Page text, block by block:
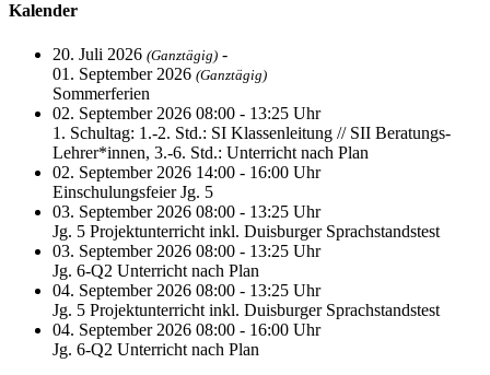
Kalender
20. Juli 2026 (Ganztägig) -
01. September 2026 (Ganztägig)
Sommerferien
02. September 2026 08:00 - 13:25 Uhr
1. Schultag: 1.-2. Std.: SI Klassenleitung // SII Beratungs-
Lehrer*innen, 3.-6. Std.: Unterricht nach Plan
02. September 2026 14:00 - 16:00 Uhr
Einschulungsfeier Jg. 5
03. September 2026 08:00 - 13:25 Uhr
Jg. 5 Projektunterricht inkl. Duisburger Sprachstandstest
03. September 2026 08:00 - 13:25 Uhr
Jg. 6-Q2 Unterricht nach Plan
04. September 2026 08:00 - 13:25 Uhr
Jg. 5 Projektunterricht inkl. Duisburger Sprachstandstest
04. September 2026 08:00 - 16:00 Uhr
Jg. 6-Q2 Unterricht nach Plan